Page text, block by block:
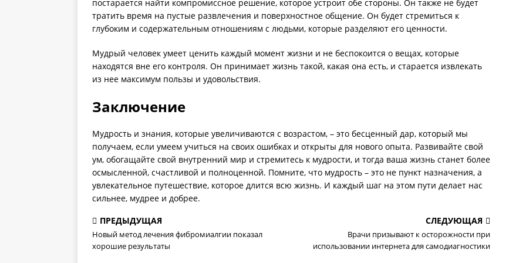
постарается найти компромиссное решение, которое устроит обе стороны. Он также не будет
тратить время на пустые развлечения и поверхностное общение. Он будет стремиться к
глубоким и содержательным отношениям с людьми, которые разделяют его ценности.
Мудрый человек умеет ценить каждый момент жизни и не беспокоится о вещах, которые
находятся вне его контроля. Он принимает жизнь такой, какая она есть, и старается извлекать
из нее максимум пользы и удовольствия.
Заключение
Мудрость и знания, которые увеличиваются с возрастом, – это бесценный дар, который мы
получаем, если умеем учиться на своих ошибках и открыты для нового опыта. Развивайте свой
ум, обогащайте свой внутренний мир и стремитесь к мудрости, и тогда ваша жизнь станет более
осмысленной, счастливой и полноценной. Помните, что мудрость – это не пункт назначения, а
увлекательное путешествие, которое длится всю жизнь. И каждый шаг на этом пути делает нас
сильнее, мудрее и добрее.
ПРЕДЫДУЩАЯ
Новый метод лечения фибромиалгии показал
хорошие результаты
СЛЕДУЮЩАЯ
Врачи призывают к осторожности при
использовании интернета для самодиагностики